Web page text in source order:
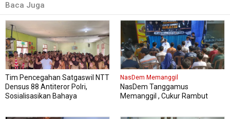
Baca Juga
Tim Pencegahan Satgaswil NTT
Densus 88 Antiteror Polri,
Sosialisasikan Bahaya
NasDem Memanggil
NasDem Tanggamus
Memanggil , Cukur Rambut